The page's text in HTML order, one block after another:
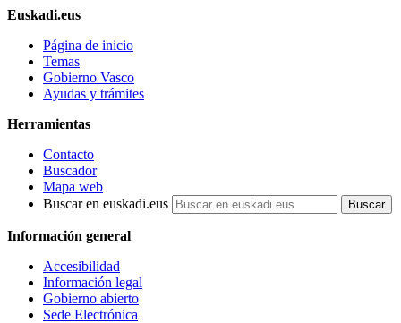
Euskadi.eus
Página de inicio
Temas
Gobierno Vasco
Ayudas y trámites
Herramientas
Contacto
Buscador
Mapa web
Buscar en euskadi.eus
Información general
Accesibilidad
Información legal
Gobierno abierto
Sede Electrónica